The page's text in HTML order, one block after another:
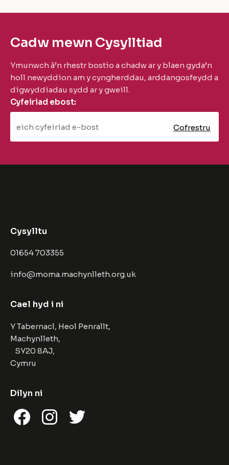
Cadw mewn Cysylltiad
Ymunwch â’n rhestr bostio a chadw ar y blaen gyda’n
holl newyddion am y cyngherddau, arddangosfeydd a
digwyddiadau sydd ar y gweill.
Cyfeiriad ebost:
Cysylltu
01654 703355
info@moma.machynlleth.org.uk
Cael hyd i ni
Y Tabernacl, Heol Penrallt,
Machynlleth,
SY20 8AJ,
Cymru
Dilyn ni
FacebookInstagramTwitter